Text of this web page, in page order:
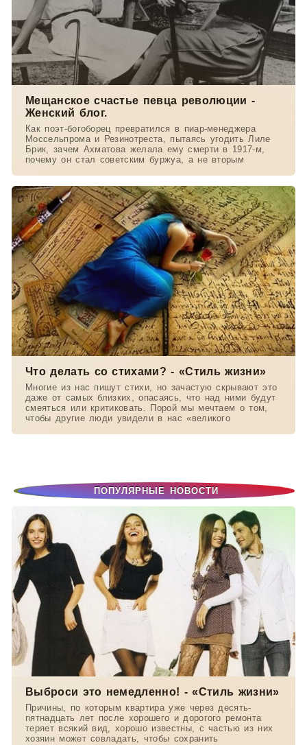
Мещанское счастье певца революции -
Женский блог.
Как поэт-богоборец превратился в пиар-менеджера
Моссельпрома и Резинотреста, пытаясь угодить Лиле
Брик, зачем Ахматова желала ему смерти в 1917-м,
почему он стал советским буржуа, а не вторым
Что делать со стихами? - «Стиль жизни»
Многие из нас пишут стихи, но зачастую скрывают это
даже от самых близких, опасаясь, что над ними будут
смеяться или критиковать. Порой мы мечтаем о том,
чтобы другие люди увидели в нас «великого
ПОПУЛЯРНЫЕ НОВОСТИ
Выброси это немедленно! - «Стиль жизни»
Причины, по которым квартира уже через десять-
пятнадцать лет после хорошего и дорогого ремонта
теряет всякий вид, хорошо известны, с частью из них
хозяин может совладать, чтобы сохранить